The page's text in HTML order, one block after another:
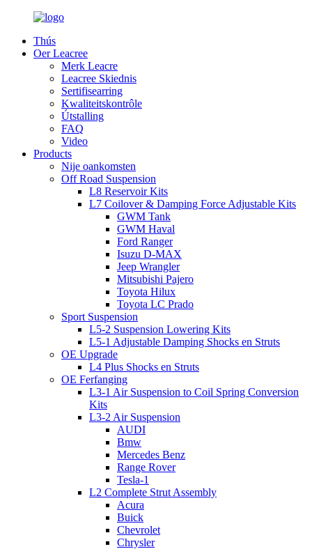
Thús
Oer Leacree
Merk Leacre
Leacree Skiednis
Sertifisearring
Kwaliteitskontrôle
Útstalling
FAQ
Video
Products
Nije oankomsten
Off Road Suspension
L8 Reservoir Kits
L7 Coilover & Damping Force Adjustable Kits
GWM Tank
GWM Haval
Ford Ranger
Isuzu D-MAX
Jeep Wrangler
Mitsubishi Pajero
Toyota Hilux
Toyota LC Prado
Sport Suspension
L5-2 Suspension Lowering Kits
L5-1 Adjustable Damping Shocks en Struts
OE Upgrade
L4 Plus Shocks en Struts
OE Ferfanging
L3-1 Air Suspension to Coil Spring Conversion
Kits
L3-2 Air Suspension
AUDI
Bmw
Mercedes Benz
Range Rover
Tesla-1
L2 Complete Strut Assembly
Acura
Buick
Chevrolet
Chrysler